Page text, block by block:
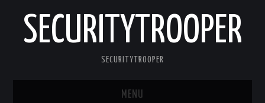
SECURITYTROOPER
SECURITYTROOPER
MENU